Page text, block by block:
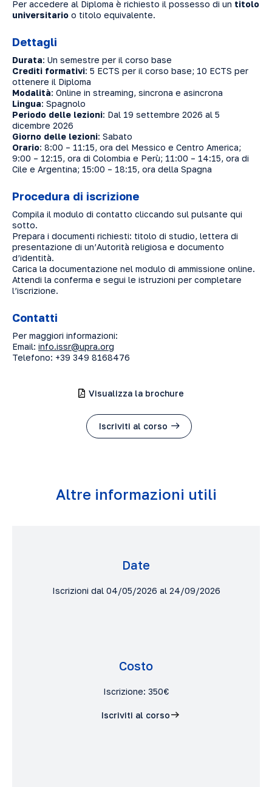
Per accedere al Diploma è richiesto il possesso di un titolo
universitario o titolo equivalente.
Dettagli
Durata: Un semestre per il corso base
Crediti formativi: 5 ECTS per il corso base; 10 ECTS per
ottenere il Diploma
Modalità: Online in streaming, sincrona e asincrona
Lingua: Spagnolo
Periodo delle lezioni: Dal 19 settembre 2026 al 5
dicembre 2026
Giorno delle lezioni: Sabato
Orario: 8:00 – 11:15, ora del Messico e Centro America;
9:00 – 12:15, ora di Colombia e Perù; 11:00 – 14:15, ora di
Cile e Argentina; 15:00 – 18:15, ora della Spagna
Procedura di iscrizione
Compila il modulo di contatto cliccando sul pulsante qui
sotto.
Prepara i documenti richiesti: titolo di studio, lettera di
presentazione di un’Autorità religiosa e documento
d’identità.
Carica la documentazione nel modulo di ammissione online.
Attendi la conferma e segui le istruzioni per completare
l’iscrizione.
Contatti
Per maggiori informazioni:
Email: info.issr@upra.org
Telefono: +39 349 8168476
Visualizza la brochure
Iscriviti al corso
Altre informazioni utili
Date
Iscrizioni dal 04/05/2026 al 24/09/2026
Costo
Iscrizione: 350€
Iscriviti al corso